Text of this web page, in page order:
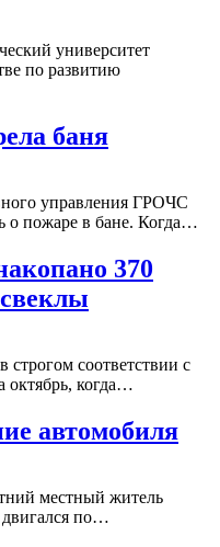
университет
по развитию
баня
управления ГРОЧС
о пожаре в бане. Когда…
370
строгом соответствии с
октябрь, когда…
автомобиля
местный житель
двигался по…